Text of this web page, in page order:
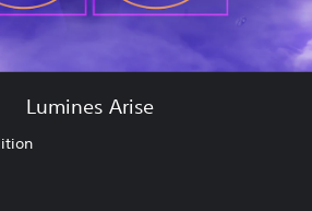
Lumines Arise